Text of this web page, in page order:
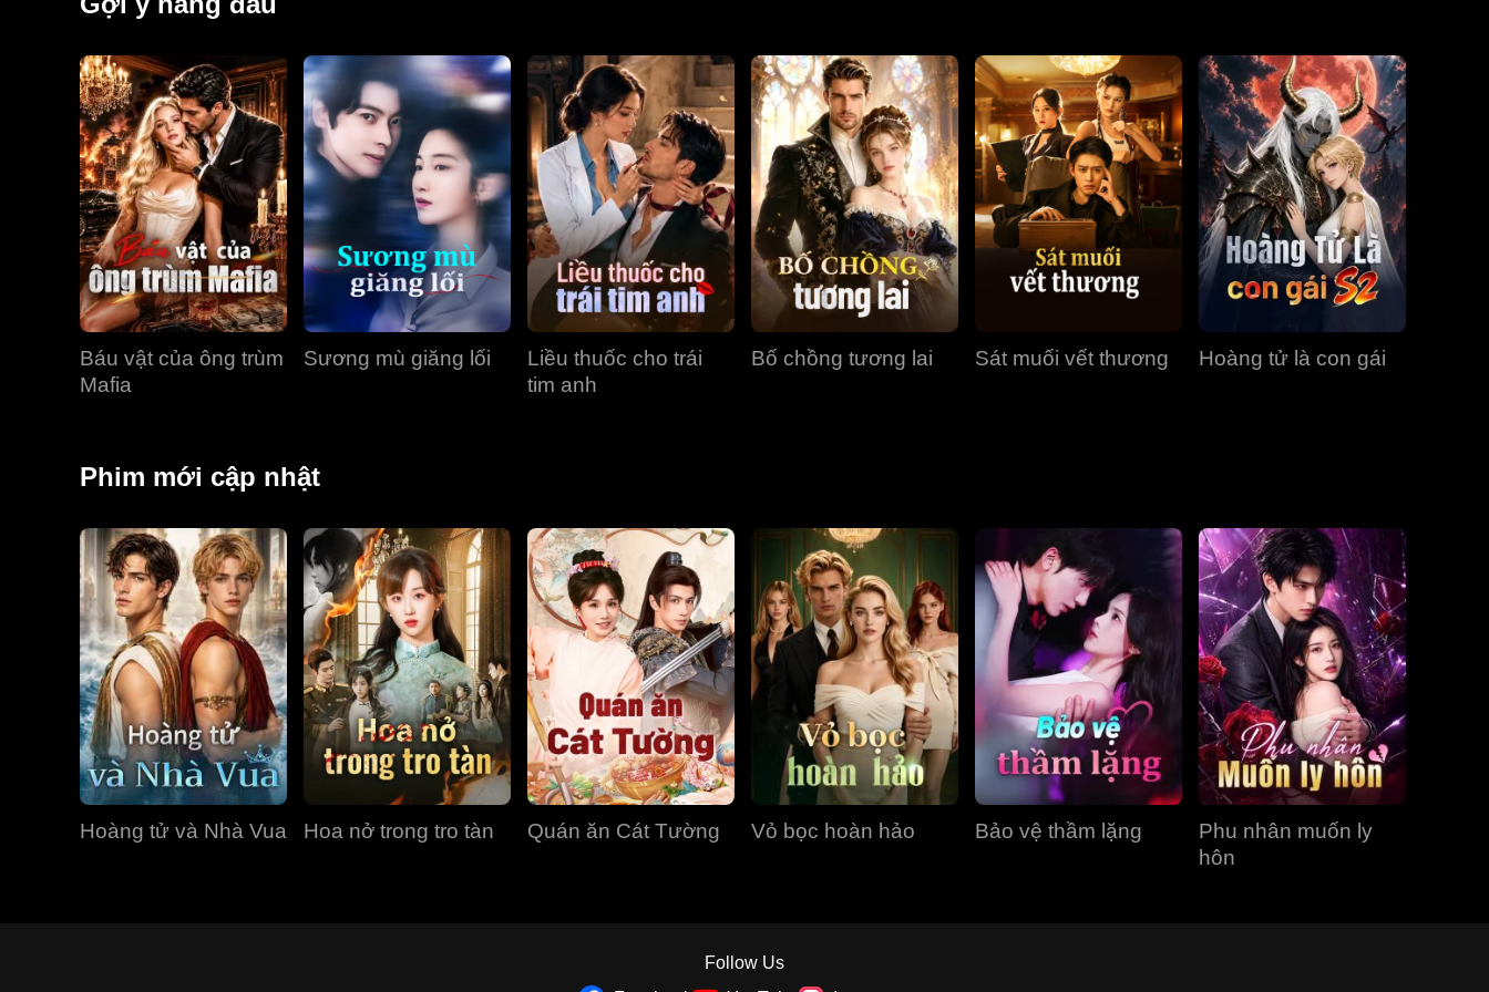
Tập 34 Tập 35 Tập 36
Tập 37 Tập 38 Tập 39
Tập 40
Báu vật của ông trùm
Mafia
Sương mù giăng lối
Liều thuốc cho trái
tim anh
Bố chồng tương lai Sát muối vết thương Hoàng tử là con gái
Phim mới cập nhật
Hoàng tử và Nhà Vua Hoa nở trong tro tàn Quán ăn Cát Tường Vỏ bọc hoàn hảo Bảo vệ thầm lặng
Phu nhân muốn ly
hôn
Follow Us